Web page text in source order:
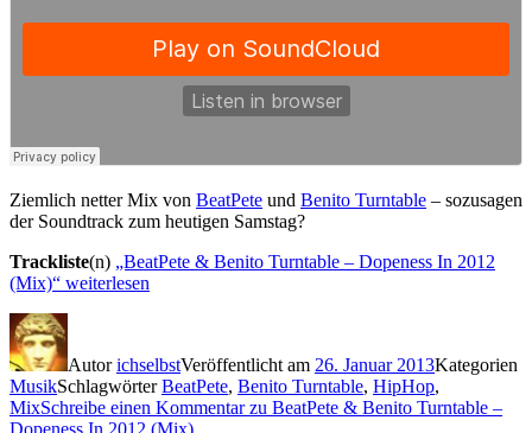
Ziemlich netter Mix von BeatPete und Benito Turntable – sozusagen
der Soundtrack zum heutigen Samstag?
Trackliste(n) „BeatPete & Benito Turntable – Dopeness In 2012
(Mix)“ weiterlesen
AutorichselbstVeröffentlicht am 26. Januar 2013Kategorien
MusikSchlagwörterBeatPete, Benito Turntable, HipHop,
MixSchreibe einen Kommentarzu BeatPete & Benito Turntable –
Dopeness In 2012 (Mix)